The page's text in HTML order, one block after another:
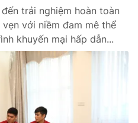
trải nghiệm hoàn toàn
với niềm đam mê thể
khuyến mại hấp dẫn...